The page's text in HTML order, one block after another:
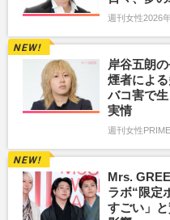
週刊女性2026
岸谷五朗
煙者によ
バコ害で
実情
週刊女性PRIME
Mrs.
ラボ“限定
すごい」